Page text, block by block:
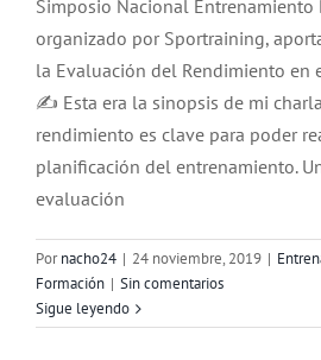
Simposio Nacional Entrenamiento
organizado por Sportraining,
la Evaluación del Rendimiento en
✍️ Esta era la sinopsis de mi
rendimiento es clave para poder
planificación del entrenamiento.
evaluación
Pornacho24 | 24 noviembre, 2019 |
Formación | Sin comentarios
Sigue leyendo